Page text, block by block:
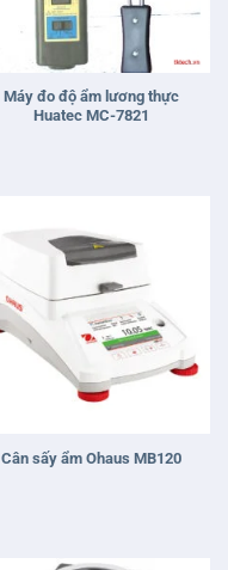
Máy đo độ ẩm lương thực
Huatec MC-7821
Cân sấy ẩm Ohaus MB120